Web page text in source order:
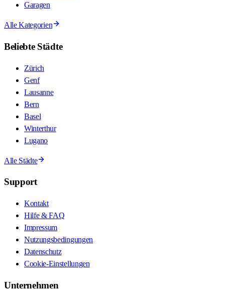
Garagen
Alle Kategorien
Beliebte Städte
Zürich
Genf
Lausanne
Bern
Basel
Winterthur
Lugano
Alle Städte
Support
Kontakt
Hilfe & FAQ
Impressum
Nutzungsbedingungen
Datenschutz
Cookie-Einstellungen
Unternehmen